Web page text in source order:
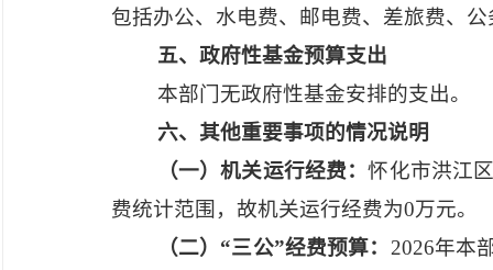
包括办公、水电费、邮电费、差旅费、
五、政府性基金预算支出
本部门无政府性基金安排的支出。
六、其他重要事项的情况说明
（一）机关运行经费：怀化市洪江
费统计范围，故机关运行经费为0万元。
（二） “三公”经费预算： 2026年本